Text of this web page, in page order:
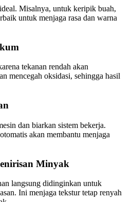
Misalnya, untuk keripik buah,
untuk menjaga rasa dan warna
tekanan rendah akan
mencegah oksidasi, sehingga hasil
dan biarkan sistem bekerja.
akan membantu menjaga
Minyak
langsung didinginkan untuk
Ini menjaga tekstur tetap renyah